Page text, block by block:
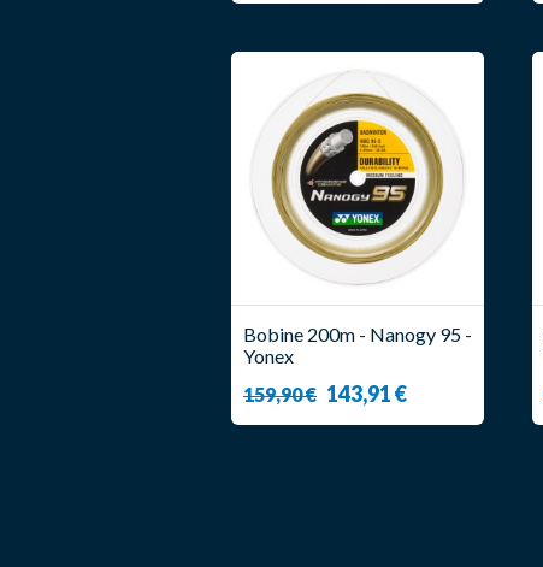
Bobine 200m - Nanogy 95 -
Yonex
159,90 € 143,91 €